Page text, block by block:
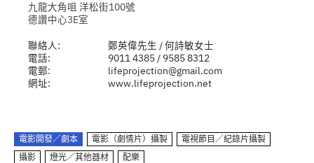
九龍大角咀 洋松街100號
德讚中心3E室
聯絡人:
鄭英偉先生 / 何詩敏女士
電話:
9011 4385 / 9585 8312
電郵:
lifeprojection@gmail.com
網址:
www.lifeprojection.net
電影開發／劇本 電影（劇情片）攝製
電視節目／紀錄片攝製
攝影
燈光／其他器材 配樂